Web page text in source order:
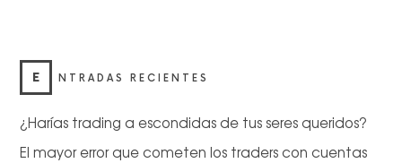
E NTRADAS RECIENTES
¿Harías trading a escondidas de tus seres queridos?
El mayor error que cometen los traders con cuentas